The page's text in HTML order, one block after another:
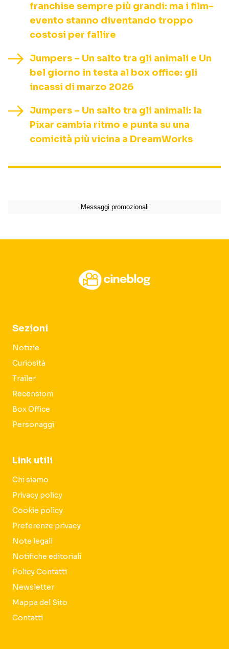
franchise sempre più grandi: ma i film-
evento stanno diventando troppo
costosi per fallire
Jumpers – Un salto tra gli animali e Un
bel giorno in testa al box office: gli
incassi di marzo 2026
Jumpers – Un salto tra gli animali: la
Pixar cambia ritmo e punta su una
comicità più vicina a DreamWorks
Sezioni
Notizie
Curiosità
Trailer
Recensioni
Box Office
Personaggi
Link utili
Chi siamo
Privacy policy
Cookie policy
Preferenze privacy
Note legali
Notifiche editoriali
Policy Contatti
Newsletter
Mappa del Sito
Contatti